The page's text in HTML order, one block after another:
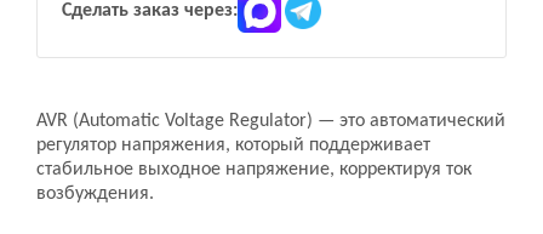
Сделать заказ через:
AVR (Automatic Voltage Regulator) — это автоматический
регулятор напряжения, который поддерживает
стабильное выходное напряжение, корректируя ток
возбуждения.